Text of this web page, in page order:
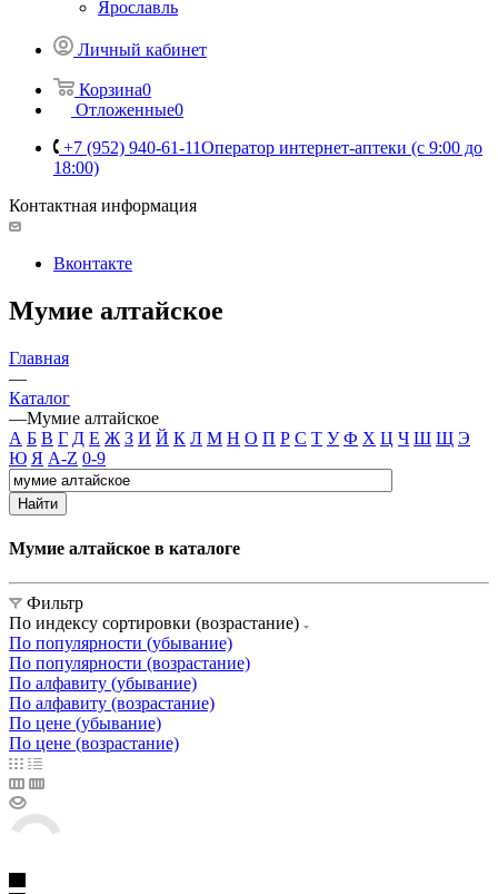
Ярославль
Личный кабинет
Корзина0
Отложенные0
+7 (952) 940-61-11Оператор интернет-аптеки (с 9:00 до
18:00)
Контактная информация
Вконтакте
Мумие алтайское
Главная
—
Каталог
—Мумие алтайское
А Б В Г Д Е Ж З И Й К Л М Н О П Р С Т У Ф Х Ц Ч Ш Щ Э
Ю Я A-Z 0-9
Найти
Мумие алтайское в каталоге
Фильтр
По индексу сортировки (возрастание)
По популярности (убывание)
По популярности (возрастание)
По алфавиту (убывание)
По алфавиту (возрастание)
По цене (убывание)
По цене (возрастание)